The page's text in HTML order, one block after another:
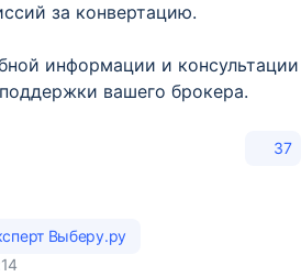
за конвертацию.
информации и консультации
вашего брокера.
37
Выберу.ру